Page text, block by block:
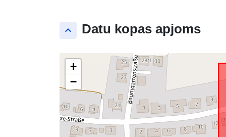
keyboard_arrow_up Datu kopas apjoms
+
−